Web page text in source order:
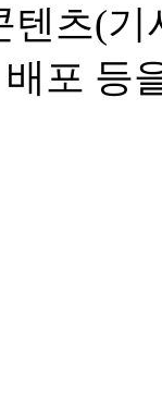
텐츠(
포 등